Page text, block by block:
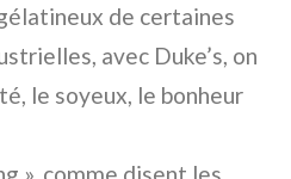
de certaines
avec Duke’s, on
le soyeux, le bonheur
», comme disent les